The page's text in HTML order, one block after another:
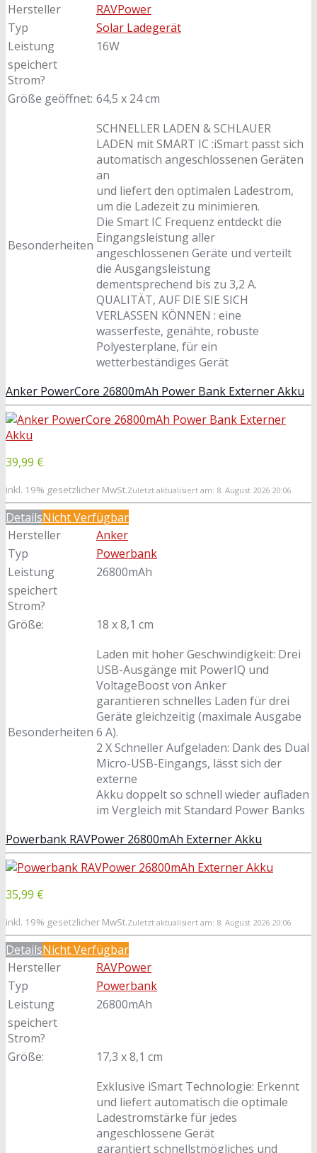
Hersteller
RAVPower
Typ
Solar Ladegerät
Leistung
16W
speichert
Strom?
Größe geöffnet: 64,5 x 24 cm
Besonderheiten
SCHNELLER LADEN & SCHLAUER
LADEN mit SMART IC :iSmart passt sich
automatisch angeschlossenen Geräten
an
und liefert den optimalen Ladestrom,
um die Ladezeit zu minimieren.
Die Smart IC Frequenz entdeckt die
Eingangsleistung aller
angeschlossenen Geräte und verteilt
die Ausgangsleistung
dementsprechend bis zu 3,2 A.
QUALITÄT, AUF DIE SIE SICH
VERLASSEN KÖNNEN : eine
wasserfeste, genähte, robuste
Polyesterplane, für ein
wetterbeständiges Gerät
Anker PowerCore 26800mAh Power Bank Externer Akku
39,99 €
inkl. 19% gesetzlicher MwSt.Zuletzt aktualisiert am: 8. August 2026 20:06
DetailsNicht Verfügbar
Hersteller
Anker
Typ
Powerbank
Leistung
26800mAh
speichert
Strom?
Größe:
18 x 8,1 cm
Besonderheiten
Laden mit hoher Geschwindigkeit: Drei
USB-Ausgänge mit PowerIQ und
VoltageBoost von Anker
garantieren schnelles Laden für drei
Geräte gleichzeitig (maximale Ausgabe
6 A).
2 X Schneller Aufgeladen: Dank des Dual
Micro-USB-Eingangs, lässt sich der
externe
Akku doppelt so schnell wieder aufladen
im Vergleich mit Standard Power Banks
Powerbank RAVPower 26800mAh Externer Akku
35,99 €
inkl. 19% gesetzlicher MwSt.Zuletzt aktualisiert am: 8. August 2026 20:06
DetailsNicht Verfügbar
Hersteller
RAVPower
Typ
Powerbank
Leistung
26800mAh
speichert
Strom?
Größe:
17,3 x 8,1 cm
Exklusive iSmart Technologie: Erkennt
und liefert automatisch die optimale
Ladestromstärke für jedes
angeschlossene Gerät
garantiert schnellstmögliches und